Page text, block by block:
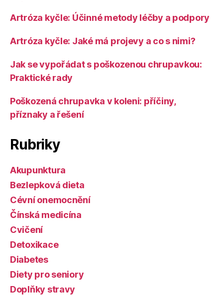
Artróza kyčle: Účinné metody léčby a podpory
Artróza kyčle: Jaké má projevy a co s nimi?
Jak se vypořádat s poškozenou chrupavkou:
Praktické rady
Poškozená chrupavka v koleni: příčiny,
příznaky a řešení
Rubriky
Akupunktura
Bezlepková dieta
Cévní onemocnění
Čínská medicína
Cvičení
Detoxikace
Diabetes
Diety pro seniory
Doplňky stravy